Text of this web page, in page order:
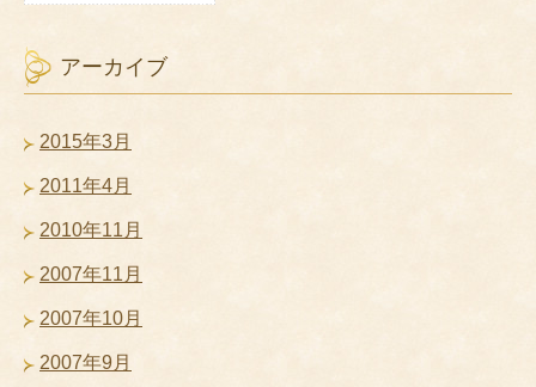
アーカイブ
2015年3月
2011年4月
2010年11月
2007年11月
2007年10月
2007年9月